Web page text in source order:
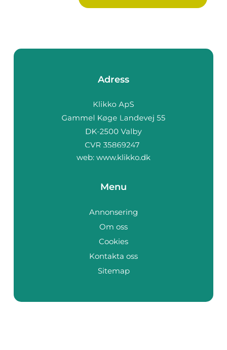
Adress
web: www.klikko.dk
Menu
Annonsering
Om oss
Cookies
Kontakta oss
Sitemap